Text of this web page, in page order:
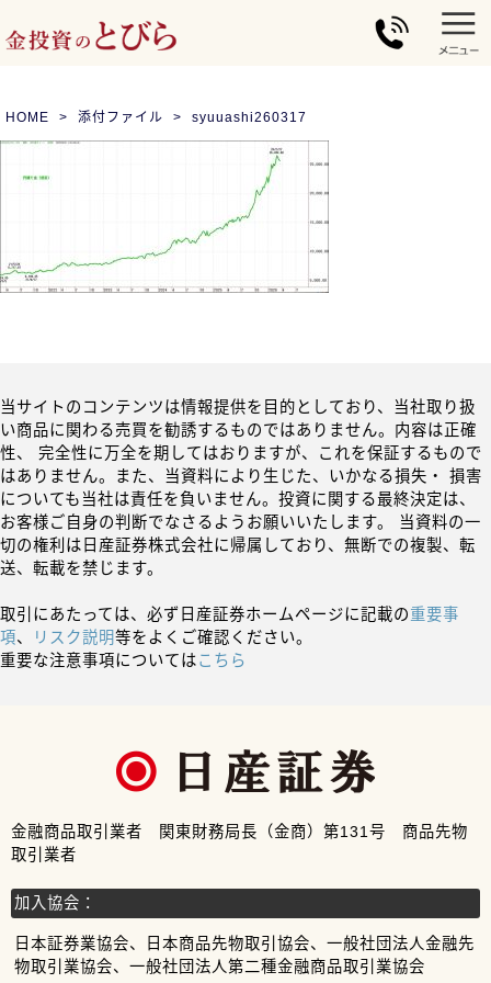
HOME 添付ファイル syuuashi260317
当サイトのコンテンツは情報提供を目的としており、当社取り扱
い商品に関わる売買を勧誘するものではありません。内容は正確
性、 完全性に万全を期してはおりますが、これを保証するもので
はありません。また、当資料により生じた、いかなる損失・ 損害
についても当社は責任を負いません。投資に関する最終決定は、
お客様ご自身の判断でなさるようお願いいたします。 当資料の一
切の権利は日産証券株式会社に帰属しており、無断での複製、転
送、転載を禁じます。
取引にあたっては、必ず日産証券ホームページに記載の重要事
項、 リスク説明等をよくご確認ください。
重要な注意事項についてはこちら
金融商品取引業者 関東財務局長（金商）第131号 商品先物
取引業者
加入協会：
日本証券業協会、日本商品先物取引協会、一般社団法人金融先
物取引業協会、一般社団法人第二種金融商品取引業協会